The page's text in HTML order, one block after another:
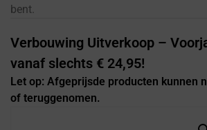
bent.
Verbouwing Uitverkoop –
vanaf slechts € 24,95!
Let op: Afgeprijsde producten kunnen
of teruggenomen.